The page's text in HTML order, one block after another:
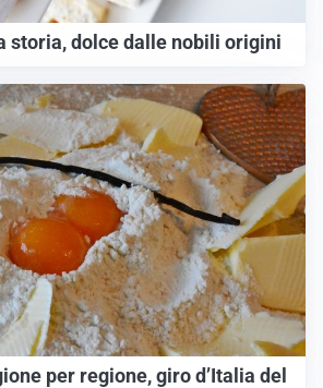
storia, dolce dalle nobili origini
per regione, giro d’Italia del